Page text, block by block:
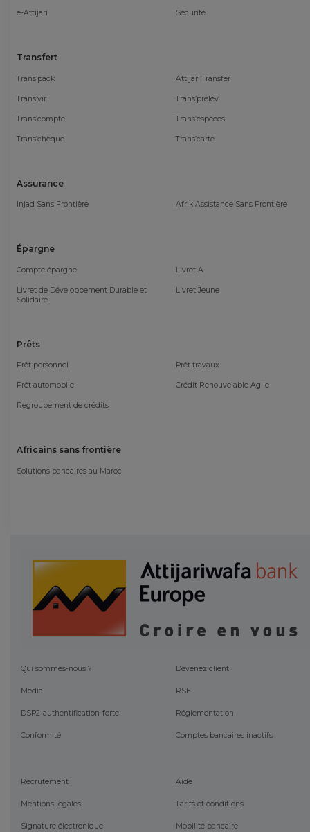
e-Attijari Sécurité
Transfert
Trans’pack Attijari’Transfer
Trans’vir Trans’prélèv
Trans’compte Trans’espèces
Trans’chèque Trans’carte
Assurance
Injad Sans Frontière Afrik Assistance Sans Frontière
Épargne
Compte épargne Livret A
Livret de Développement Durable et
Solidaire
Livret Jeune
Prêts
Prêt personnel Prêt travaux
Prêt automobile Crédit Renouvelable Agile
Regroupement de crédits
Africains sans frontière
Solutions bancaires au Maroc
Qui sommes-nous ? Devenez client
Média RSE
DSP2-authentification-forte Réglementation
Conformité Comptes bancaires inactifs
Recrutement Aide
Mentions légales Tarifs et conditions
Signature électronique Mobilité bancaire